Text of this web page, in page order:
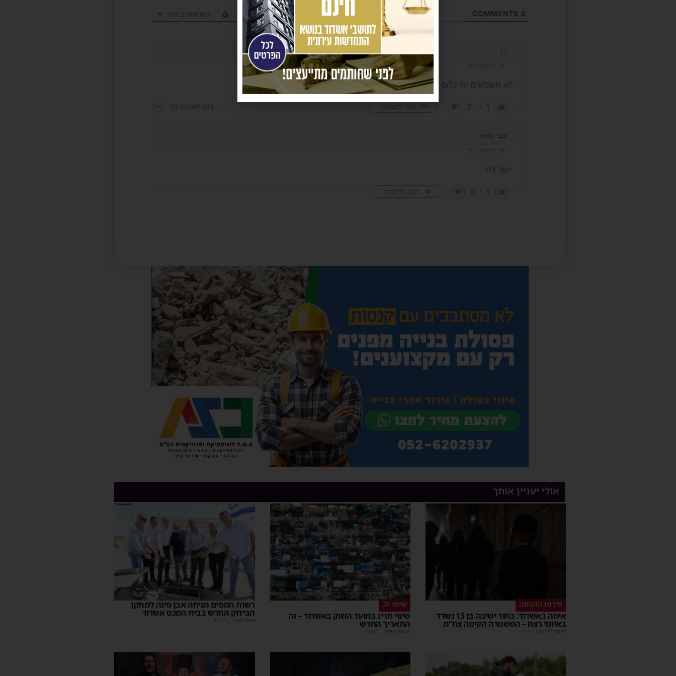
3 החדשות ביותר
דן
לא משפיעים על כלום רק הציבור שלהם
1
-2 הצג תשובות (1)
צבי מאיר
יישר כח
1
אולי יעניין אותך
פירות ההסתה
אימה באשדוד: בחור ישיבה בן 13 נשדד
באיומי רצח – המשטרה הקימה צח”מ
מנחם דויטש 22:32
שימו לב
שינוי חריג במועד השוק באשדוד – זה
התאריך החדש
מנחם דויטש 16:07
רשות המסים הניחה אבן פינה למתקן
הבידוק החדש בבית המכס אשדוד
משה קאהן 15:37
פרסומת